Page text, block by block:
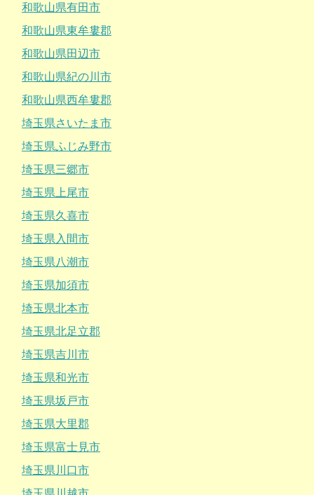
和歌山県有田市
和歌山県東牟婁郡
和歌山県田辺市
和歌山県紀の川市
和歌山県西牟婁郡
埼玉県さいたま市
埼玉県ふじみ野市
埼玉県三郷市
埼玉県上尾市
埼玉県久喜市
埼玉県入間市
埼玉県八潮市
埼玉県加須市
埼玉県北本市
埼玉県北足立郡
埼玉県吉川市
埼玉県和光市
埼玉県坂戸市
埼玉県大里郡
埼玉県富士見市
埼玉県川口市